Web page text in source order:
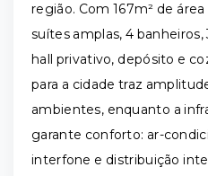
região. Com 167m² de
suítes amplas, 4
hall privativo, depósito e
para a cidade traz
ambientes, enquanto a
garante conforto: ar-
interfone e distribuição